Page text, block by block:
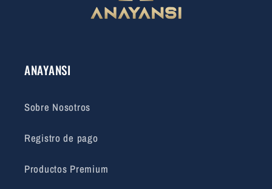
ANAYANSI
Sobre Nosotros
Registro de pago
Productos Premium